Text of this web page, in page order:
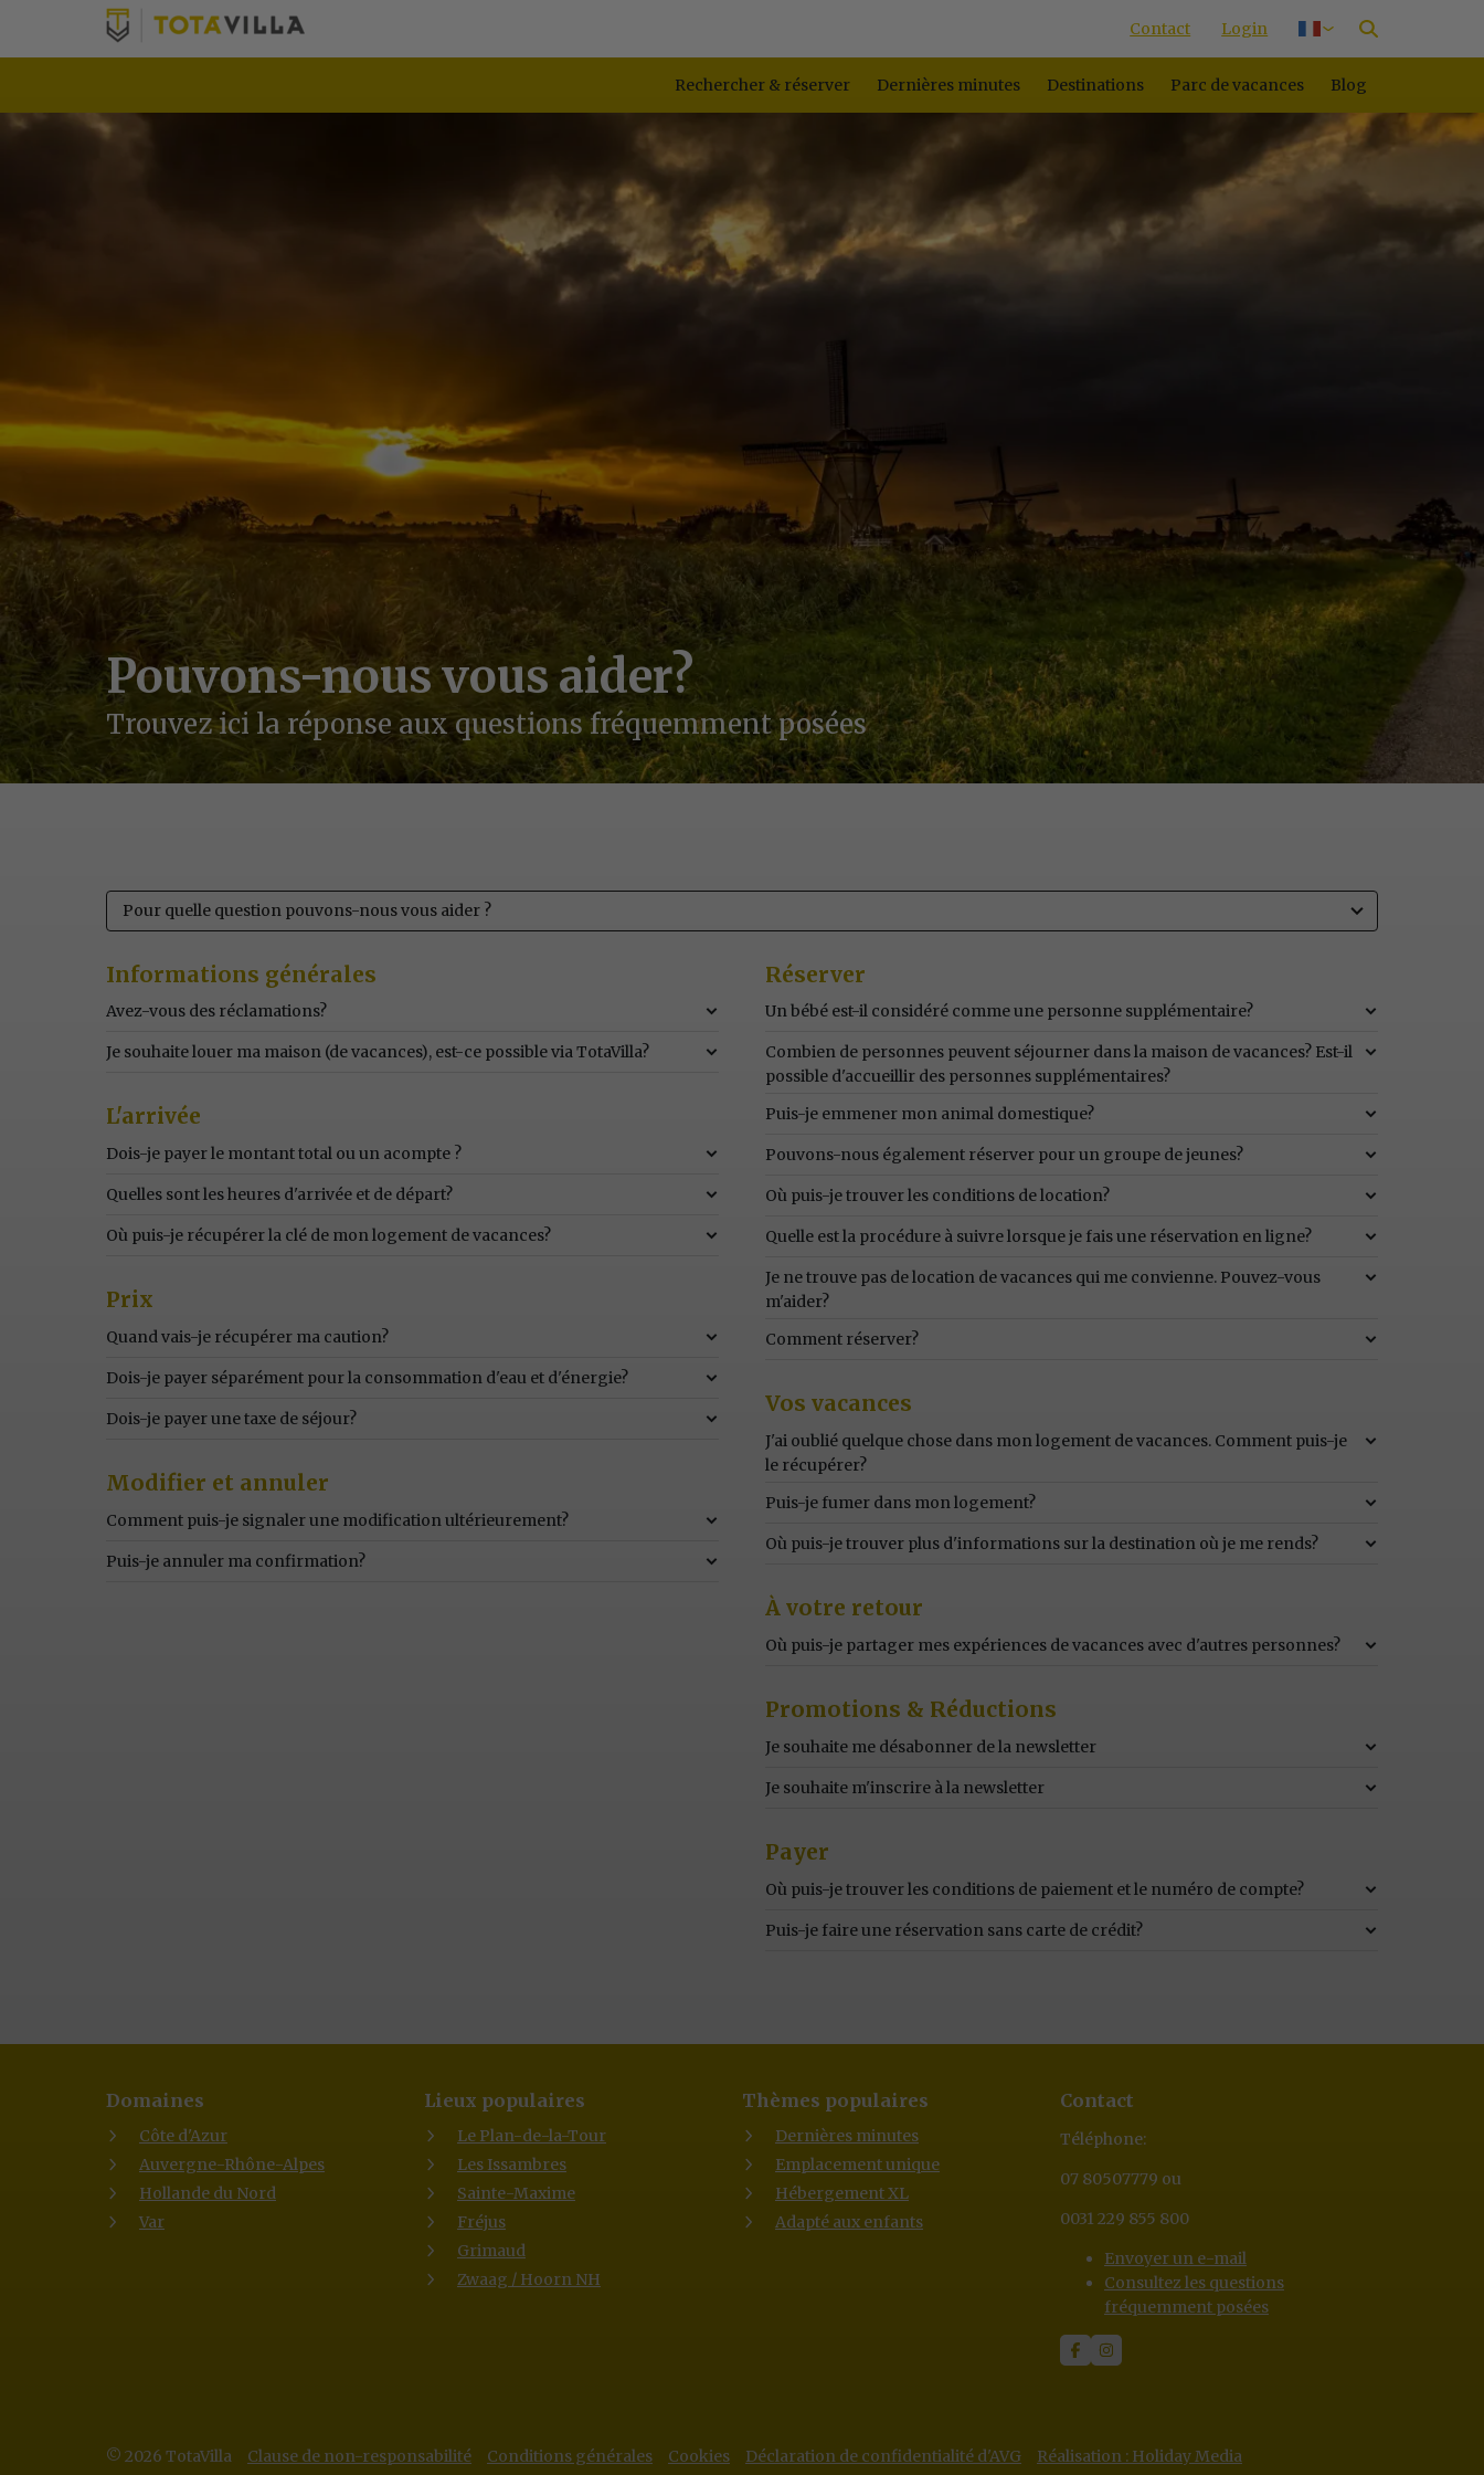
Contact Login
Nederlands
Deutsch
English
Rechercher & réserver Dernières minutes Destinations Parc de vacances Blog
Pouvons-nous vous aider?
Trouvez ici la réponse aux questions fréquemment posées
Pour quelle question pouvons-nous vous aider ?
Informations générales
Avez-vous des réclamations?
Je souhaite louer ma maison (de vacances), est-ce possible via TotaVilla?
L'arrivée
Dois-je payer le montant total ou un acompte ?
Quelles sont les heures d'arrivée et de départ?
Où puis-je récupérer la clé de mon logement de vacances?
Prix
Quand vais-je récupérer ma caution?
Dois-je payer séparément pour la consommation d'eau et d'énergie?
Dois-je payer une taxe de séjour?
Modifier et annuler
Comment puis-je signaler une modification ultérieurement?
Puis-je annuler ma confirmation?
Réserver
Un bébé est-il considéré comme une personne supplémentaire?
Combien de personnes peuvent séjourner dans la maison de vacances? Est-il
possible d'accueillir des personnes supplémentaires?
Puis-je emmener mon animal domestique?
Pouvons-nous également réserver pour un groupe de jeunes?
Où puis-je trouver les conditions de location?
Quelle est la procédure à suivre lorsque je fais une réservation en ligne?
Je ne trouve pas de location de vacances qui me convienne. Pouvez-vous
m'aider?
Comment réserver?
Vos vacances
J'ai oublié quelque chose dans mon logement de vacances. Comment puis-je
le récupérer?
Puis-je fumer dans mon logement?
Où puis-je trouver plus d'informations sur la destination où je me rends?
À votre retour
Où puis-je partager mes expériences de vacances avec d'autres personnes?
Promotions & Réductions
Je souhaite me désabonner de la newsletter
Je souhaite m'inscrire à la newsletter
Payer
Où puis-je trouver les conditions de paiement et le numéro de compte?
Puis-je faire une réservation sans carte de crédit?
Domaines
Côte d'Azur
Auvergne-Rhône-Alpes
Hollande du Nord
Var
Lieux populaires
Le Plan-de-la-Tour
Les Issambres
Sainte-Maxime
Fréjus
Grimaud
Zwaag / Hoorn NH
Thèmes populaires
Dernières minutes
Emplacement unique
Hébergement XL
Adapté aux enfants
Contact
Téléphone:
07 80507779 ou
0031 229 855 800
Envoyer un e-mail
Consultez les questions
fréquemment posées
© 2026 TotaVilla Clause de non-responsabilité Conditions générales Cookies Déclaration de confidentialité d'AVG Réalisation : Holiday Media